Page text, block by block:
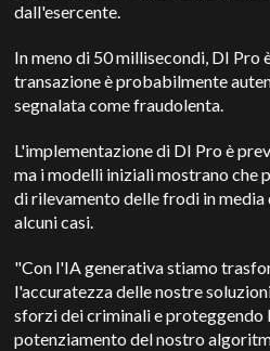
dall'esercente.
In meno di 50 millisecondi, DI Pro
transazione è probabilmente
segnalata come fraudolenta.
L'implementazione di DI Pro è
ma i modelli iniziali mostrano che
di rilevamento delle frodi in media
alcuni casi.
"Con l'IA generativa stiamo
l'accuratezza delle nostre
sforzi dei criminali e proteggendo
potenziamento del nostro